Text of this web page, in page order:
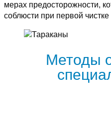
мерах предосторожности,
соблюсти при первой
Методы